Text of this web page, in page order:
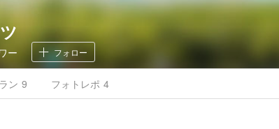
ー フォロー
ン 9 フォトレポ 4